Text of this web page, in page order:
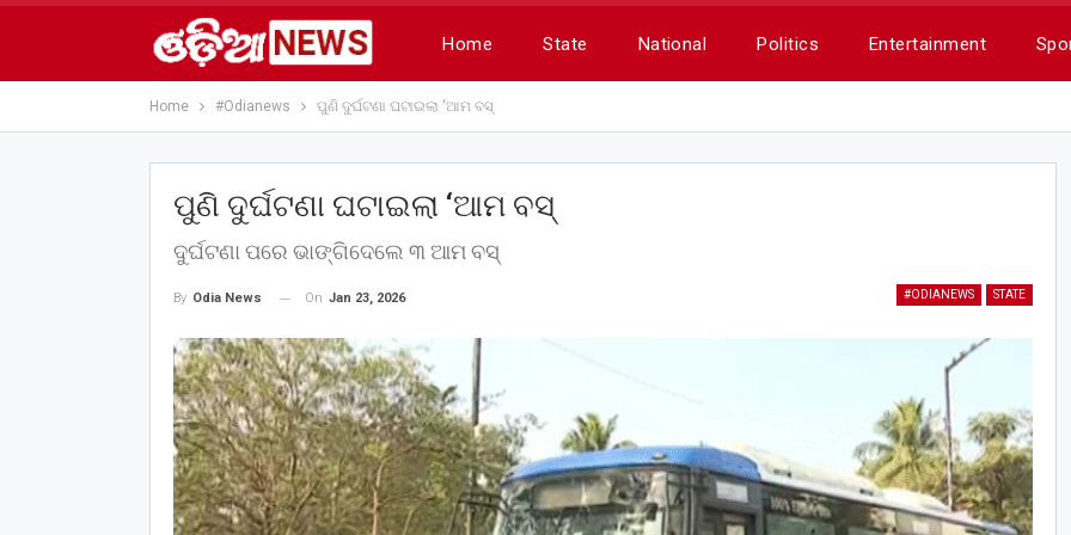
Home State National Politics Entertainment
Home #Odianews ପୁଣି ଦୁର୍ଘଟଣା ଘଟାଇଲା ‘ଆମ ବସ୍
ପୁଣି ଦୁର୍ଘଟଣା ଘଟାଇଲା ‘ଆମ ବସ୍
ଦୁର୍ଘଟଣା ପରେ ଭାଙ୍ଗିଦେଲେ ୩ ଆମ ବସ୍‌
#ODIANEWS STATE
By Odia News On Jan 23, 2026